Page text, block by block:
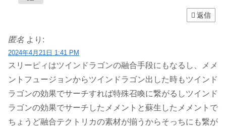
返信
匿名 より:
2024年4月21日 1:41 PM
スリーピィはツインドラゴンの融合手段にもなるし、メメ
ントフュージョンからツインドラゴン出した時もツインド
ラゴンの効果でサーチすれば特殊召喚に繋がるしツインド
ラゴンの効果でサーチしたメメントと蘇生したメメントで
ちょうど融合テクトリカの素材が揃うからそっちにも繋が